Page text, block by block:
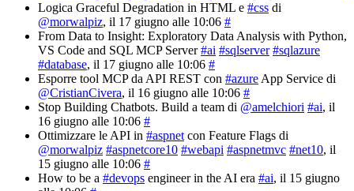
Logica Graceful Degradation in HTML e #css di
@morwalpiz, il 17 giugno alle 10:06 #
From Data to Insight: Exploratory Data Analysis with Python,
VS Code and SQL MCP Server#ai #sqlserver #sqlazure
#database, il 17 giugno alle 10:06 #
Esporre tool MCP da API REST con #azure App Service di
@CristianCivera, il 16 giugno alle 10:06 #
Stop Building Chatbots. Build a team di @amelchiori #ai, il
16 giugno alle 10:06 #
Ottimizzare le API in #aspnet con Feature Flags di
@morwalpiz #aspnetcore10 #webapi #aspnetmvc #net10, il
15 giugno alle 10:06 #
How to be a #devops engineer in the AI era #ai, il 15 giugno